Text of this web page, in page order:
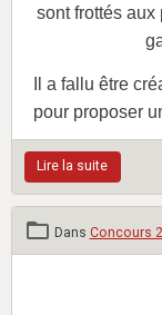
sont frottés aux
Il a fallu être
pour proposer
Lire la suite
Dans Concours